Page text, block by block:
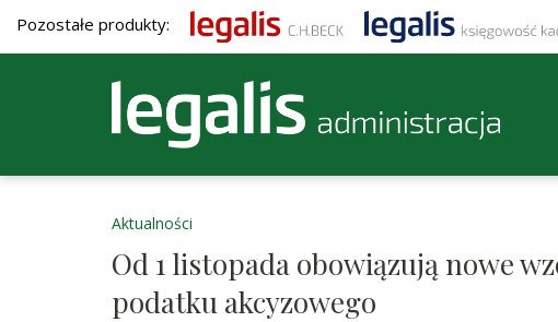
Pozostałe produkty:
Aktualności
Od 1 listopada obowiązują nowe
podatku akcyzowego